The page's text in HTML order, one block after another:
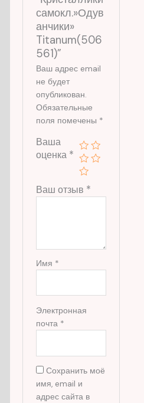
самокл.»Одув
анчики»
Titanum(506
561)”
Ваш адрес email
не будет
опубликован.
Обязательные
поля помечены *
Ваша
оценка *
Ваш отзыв *
Имя *
Электронная
почта *
Сохранить моё
имя, email и
адрес сайта в